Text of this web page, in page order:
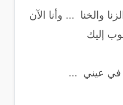
والخنا ... وأنا الآن
إليك
في عيني ...